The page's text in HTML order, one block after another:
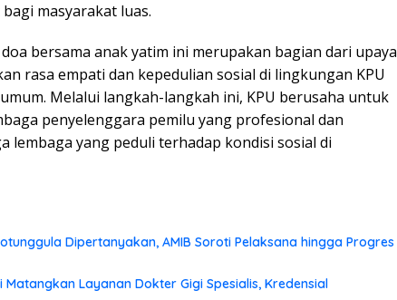
masyarakat luas.
bersama anak yatim ini merupakan bagian dari upaya
rasa empati dan kepedulian sosial di lingkungan KPU
Melalui langkah-langkah ini, KPU berusaha untuk
penyelenggara pemilu yang profesional dan
lembaga yang peduli terhadap kondisi sosial di
Dipertanyakan, AMIB Soroti Pelaksana hingga Progres
Matangkan Layanan Dokter Gigi Spesialis, Kredensial